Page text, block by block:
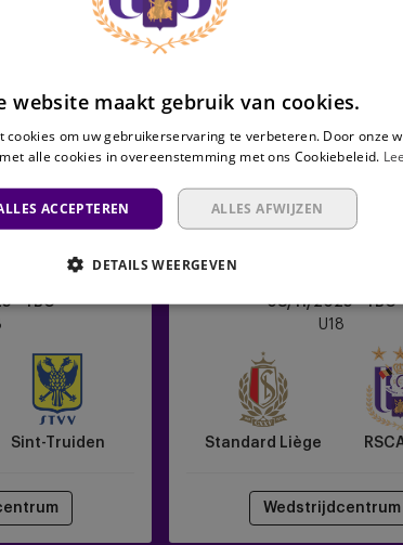
- TBC
Sint-Truiden
08/11/2025 - TBC
U18
Standard Liège
Wedstrijdcentrum
website maakt gebruik van cookies.
cookies om uw gebruikerservaring te verbeteren. Door onze
alle cookies in overeenstemming met ons Cookiebeleid.
ACCEPTEREN ALLES AFWIJZEN
DETAILS WEERGEVEN